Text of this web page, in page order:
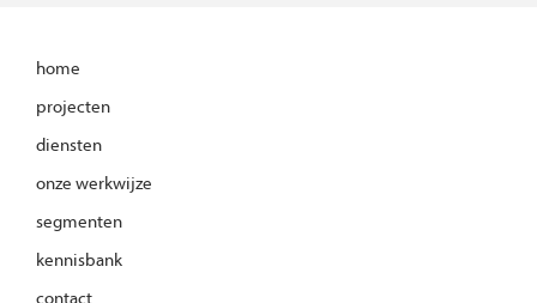
home
projecten
diensten
onze werkwijze
segmenten
kennisbank